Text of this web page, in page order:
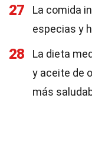
27
La comida
especias y
28
La dieta
y aceite de
más